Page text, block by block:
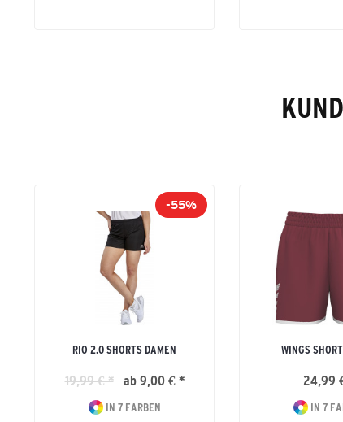
-55%
RIO 2.0 SHORTS DAMEN
19,99 € * ab 9,00 € *
IN 7 FARBEN
WINGS
24,99
IN 7